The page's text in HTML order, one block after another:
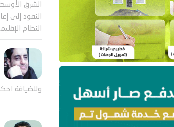
الشرق
النفوذ إلى
النظام
وللضيافة